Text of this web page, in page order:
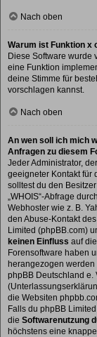
Nach oben
Warum ist Funktion x
Diese Software wurde
eine Funktion
deine Stimme für
vorschlagen kannst.
Nach oben
An wen soll ich mich
Anfragen zu diesem
Jeder Administrator,
geeigneter Kontakt für
solltest du den
„WHOIS“-Abfrage
Webhoster wie z. B.
den Abuse-Kontakt
Limited (phpBB.com)
keinen Einfluss auf
Forensoftware haben
herangezogen
phpBB Deutschland e.
die Websiten
Falls du phpBB
die Softwarenutzung
höchstens eine